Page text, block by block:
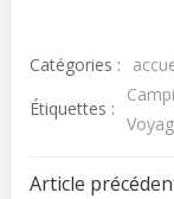
Catégories :
Étiquettes :
Article